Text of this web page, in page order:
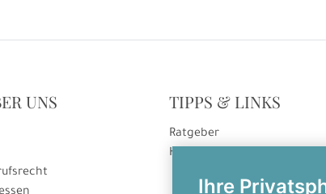
Ihre
UNS TIPPS & LINKS
Ratgeber
Hinweise zur